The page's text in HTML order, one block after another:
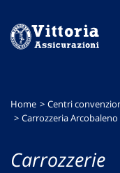
menu
contenuto
footer
Home
Centri
Carrozzeria Arcobaleno
Carrozzerie